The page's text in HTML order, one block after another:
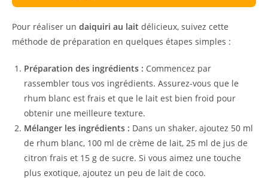
Pour réaliser un daiquiri au lait délicieux, suivez cette
méthode de préparation en quelques étapes simples :
Préparation des ingrédients : Commencez par
rassembler tous vos ingrédients. Assurez-vous que le
rhum blanc est frais et que le lait est bien froid pour
obtenir une meilleure texture.
Mélanger les ingrédients : Dans un shaker, ajoutez 50 ml
de rhum blanc, 100 ml de crème de lait, 25 ml de jus de
citron frais et 15 g de sucre. Si vous aimez une touche
plus exotique, ajoutez un peu de lait de coco.